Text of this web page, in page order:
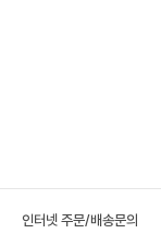
인터넷 주문/배송문의